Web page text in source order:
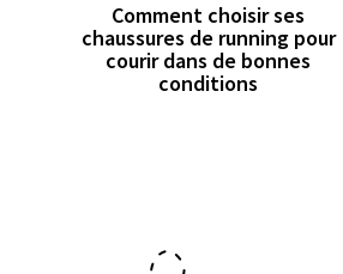
Comment choisir ses
chaussures de running pour
courir dans de bonnes
conditions